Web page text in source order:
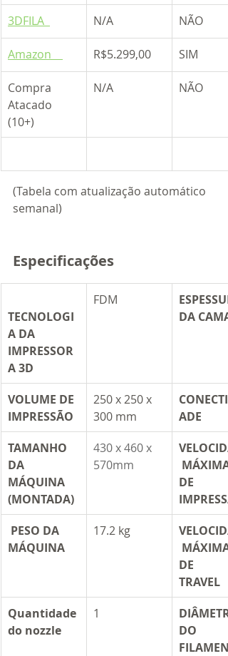
3DFILA N/A NÃO
Amazon R$5.299,00 SIM
​Compra
Atacado
(10+)
N/A NÃO
(Tabela com atualização automático
semanal)
Especificações
TECNOLOGI
A DA
IMPRESSOR
A 3D
​FDM
DA
VOLUME DE
IMPRESSÃO
250 x 250 x
300 mm
ADE
TAMANHO
DA
MÁQUINA
(MONTADA)
430 x 460 x
570mm
MÁXIMA
DE
MÁQUINA
17.2 kg
MÁXIMA
DE
Quantidade
do nozzle
​1
DO